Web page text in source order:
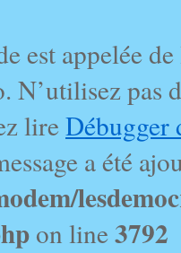
est appelée
pas
lireDébugger
a été
on line3792